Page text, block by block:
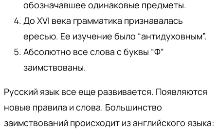
обозначавшее одинаковые предметы.
До XVI века грамматика признавалась
ересью. Ее изучение было “антидуховным”.
Абсолютно все слова с буквы “Ф”
заимствованы.
Русский язык все еще развивается. Появляются
новые правила и слова. Большинство
заимствований происходит из английского языка: